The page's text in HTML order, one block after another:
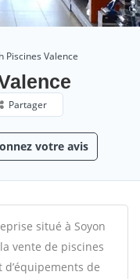
Piscines Valence
Partager
votre avis
situé à Soyon
vente de piscines
de